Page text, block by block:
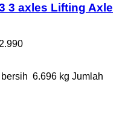
3 axles Lifting Axle
6.696 kg Jumlah